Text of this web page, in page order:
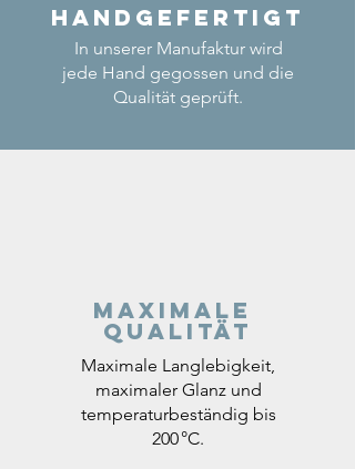
Handgefertigt
In unserer Manufaktur wird
jede Hand gegossen und die
Qualität geprüft.
Maximale
Qualität
Maximale Langlebigkeit,
maximaler Glanz und
temperaturbeständig bis
200 °C.